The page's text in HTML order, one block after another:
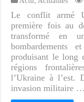
Le conflit armé
première fois au
transformé en
bombardements
produisant le long
régions
l’Ukraine à l’est.
invasion militaire …